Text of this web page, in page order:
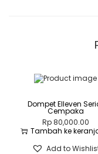
Dompet Elleven
Cempaka
Rp80,000.00
Tambah ke
Add to